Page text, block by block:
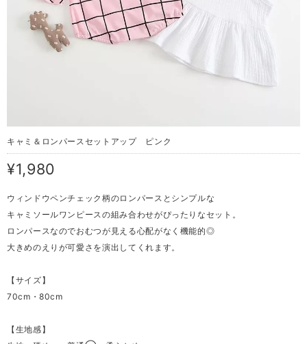
キャミ＆ロンパースセットアップ ピンク
¥1,980
ウィンドウペンチェック柄のロンパースとシンプルな
キャミソールワンピースの組み合わせがぴったりなセット。
ロンパースなのでおむつが見える心配がなく機能的◎
大きめのえりが可愛さを演出してくれます。
【サイズ】
70cm・80cm
【生地感】